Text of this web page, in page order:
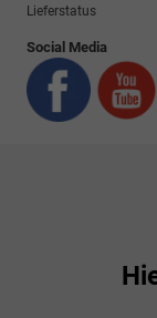
Lieferstatus
Social Media